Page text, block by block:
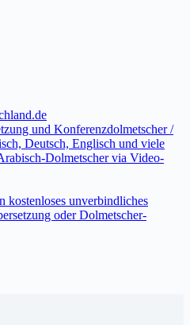
und Konferenzdolmetscher /
Deutsch, Englisch und viele
Dolmetscher via Video-
kostenloses unverbindliches
oder Dolmetscher-